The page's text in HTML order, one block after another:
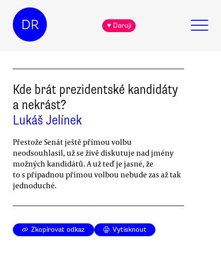
DR ♥ Daruji
Kde brát prezidentské kandidáty
a nekrást?
Lukáš Jelínek
Přestože Senát ještě přímou volbu
neodsouhlasil, už se živě diskutuje nad jmény
možných kandidátů. A už teď je jasné, že
to s případnou přímou volbou nebude zas až tak
jednoduché.
Zkopírovat odkaz Vytisknout